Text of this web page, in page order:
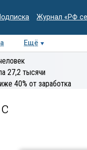
Журнал «РФ
Ещё
27,2 тысячи
40% от заработка